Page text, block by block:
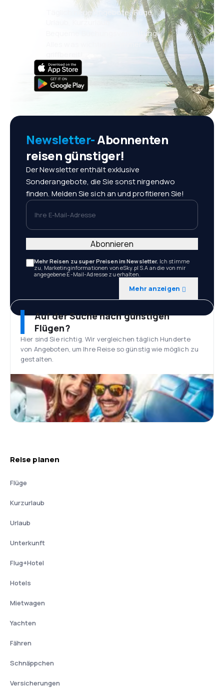
Täglich neue Angebote: Flüge,
Bequeme Buchungsverwaltung
Newsletter-Abonnenten
reisen günstiger!
Der Newsletter enthält exklusive
Sonderangebote, die Sie sonst nirgendwo
finden. Melden Sie sich an und profitieren Sie!
Ihre E-Mail-Adresse
Mehr Reisen zu super Preisen im Newsletter. Ich stimme
zu, Marketinginformationen von eSky.pl S.A an die von mir
angegebene E-Mail-Adresse zu erhalten.
Mehr anzeigen
Abonnieren
Auf der Suche nach günstigen
Flügen?
Hier sind Sie richtig. Wir vergleichen täglich Hunderte
von Angeboten, um Ihre Reise so günstig wie möglich zu
gestalten.
Reise planen
Flüge
Kurzurlaub
Urlaub
Unterkunft
Flug+Hotel
Hotels
Mietwagen
Yachten
Fähren
Schnäppchen
Versicherungen